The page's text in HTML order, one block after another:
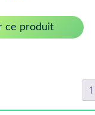
ce produit
1